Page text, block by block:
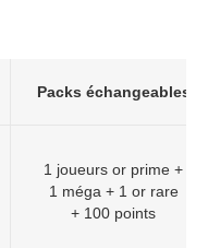
Packs échangeables
1 joueurs or prime +
1 méga + 1 or rare
+ 100 points